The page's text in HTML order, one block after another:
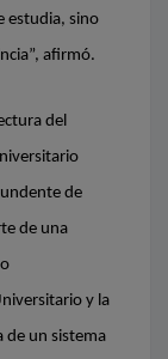
estudia, sino
afirmó.
del
de
de una
y la
de un sistema